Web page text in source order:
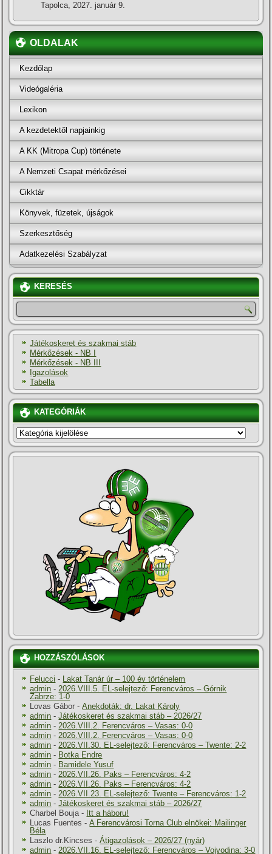
Tapolca, 2027. január 9.
OLDALAK
Kezdőlap
Videógaléria
Lexikon
A kezdetektől napjainkig
A KK (Mitropa Cup) története
A Nemzeti Csapat mérkőzései
Cikktár
Könyvek, füzetek, újságok
Szerkesztőség
Adatkezelési Szabályzat
KERESÉS
Játékoskeret és szakmai stáb
Mérkőzések - NB I
Mérkőzések - NB III
Igazolások
Tabella
KATEGÓRIÁK
KATEGÓRIÁK
HOZZÁSZÓLÁSOK
Felucci -
Lakat Tanár úr – 100 év történelem
admin - 2026.VIII.5. EL-selejtező: Ferencváros – Górnik
Zabrze: 1-0
Lovas Gábor -Anekdoták: dr. Lakat Károly
admin -Játékoskeret és szakmai stáb – 2026/27
admin - 2026.VIII.2. Ferencváros – Vasas: 0-0
admin - 2026.VIII.2. Ferencváros – Vasas: 0-0
admin - 2026.VII.30. EL-selejtező: Ferencváros – Twente: 2-2
admin - Botka Endre
admin - Bamidele Yusuf
admin - 2026.VII.26. Paks – Ferencváros: 4-2
admin - 2026.VII.26. Paks – Ferencváros: 4-2
admin - 2026.VII.23. EL-selejtező: Twente – Ferencváros: 1-2
admin -Játékoskeret és szakmai stáb – 2026/27
Charbel Bouja - Itt a háboru!
Lucas Fuentes -A Ferencvárosi Torna Club elnökei: Mailinger
Béla
Laszlo dr.Kincses -Átigazolások – 2026/27 (nyár)
admin - 2026.VII.16. EL-selejtező: Ferencváros – Vojvodina: 3-0